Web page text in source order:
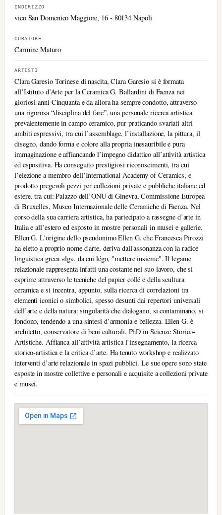
INDIRIZZO
vico San Domenico Maggiore, 16 - 80134 Napoli
CURATORE
Carmine Maturo
ARTISTI
Clara Garesio Torinese di nascita, Clara Garesio si è formata
all’Istituto d’Arte per la Ceramica G. Ballardini di Faenza nei
gloriosi anni Cinquanta e da allora ha sempre condotto, attraverso
una rigorosa “disciplina del fare”, una personale ricerca artistica
prevalentemente in campo ceramico, pur praticando svariati altri
ambiti espressivi, tra cui l’assemblage, l’installazione, la pittura, il
disegno, dando forma e colore alla propria inesauribile e pura
immaginazione e affiancando l’impegno didattico all’attività artistica
ed espositiva. Ha conseguito prestigiosi riconoscimenti, tra cui
l’elezione a membro dell’International Academy of Ceramics, e
prodotto pregevoli pezzi per collezioni private e pubbliche italiane ed
estere, tra cui: Palazzo dell’ONU di Ginevra, Commissione Europea
di Bruxelles, Museo Internazionale delle Ceramiche di Faenza. Nel
corso della sua carriera artistica, ha partecipato a rassegne d’arte in
Italia e all’estero ed esposto in mostre personali in musei e gallerie.
Ellen G. L'origine dello pseudonimo Ellen G. che Francesca Pirozzi
ha eletto a proprio nome d'arte, deriva dall'assonanza con la radice
linguistica greca «lg», da cui légo, "mettere insieme". Il legame
relazionale rappresenta infatti una costante nel suo lavoro, che si
esprime attraverso le tecniche del papier collé e della scultura
ceramica e si incentra, appunto, sulla ricerca di correlazioni tra
elementi iconici o simbolici, spesso desunti dai repertori universali
dell’arte e della natura: singolarità che dialogano, si contaminano, si
fondono, tendendo a una sintesi d’armonia e bellezza. Ellen G. è
architetto, conservatore di beni culturali, PhD in Scienze Storico-
Artistiche. Affianca all’attività artistica l’insegnamento, la ricerca
storico-artistica e la critica d’arte. Ha tenuto workshop e realizzato
interventi d’arte relazionale in spazi pubblici. Le sue opere sono state
esposte in mostre collettive e personali e acquisite a collezioni private
e musei.